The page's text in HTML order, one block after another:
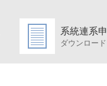
系統連系
ダウンロード